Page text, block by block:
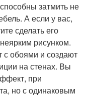
затмить не
А если у вас,
сделать его
рисунком.
с обоями и создают
на стенах. Вы
при
но с одинаковым